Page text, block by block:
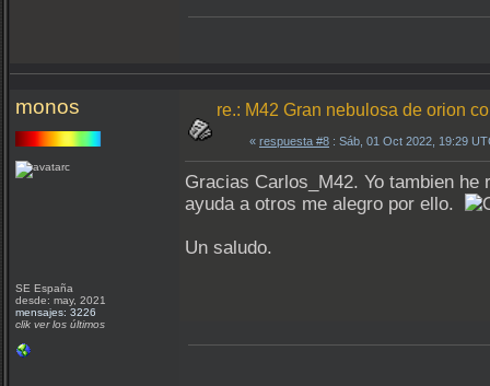
monos
SE España
desde: may, 2021
mensajes: 3226
clik ver los últimos
re.: M42 Gran nebulosa de orion
« respuesta #8 : Sáb, 01 Oct 2022, 19:29
Gracias Carlos_M42. Yo tambien
ayuda a otros me alegro por ello.
Un saludo.